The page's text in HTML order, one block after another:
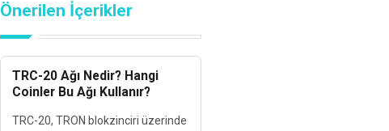
Önerilen İçerikler
TRC-20 Ağı Nedir? Hangi
Coinler Bu Ağı Kullanır?
TRC-20, TRON blokzinciri üzerinde